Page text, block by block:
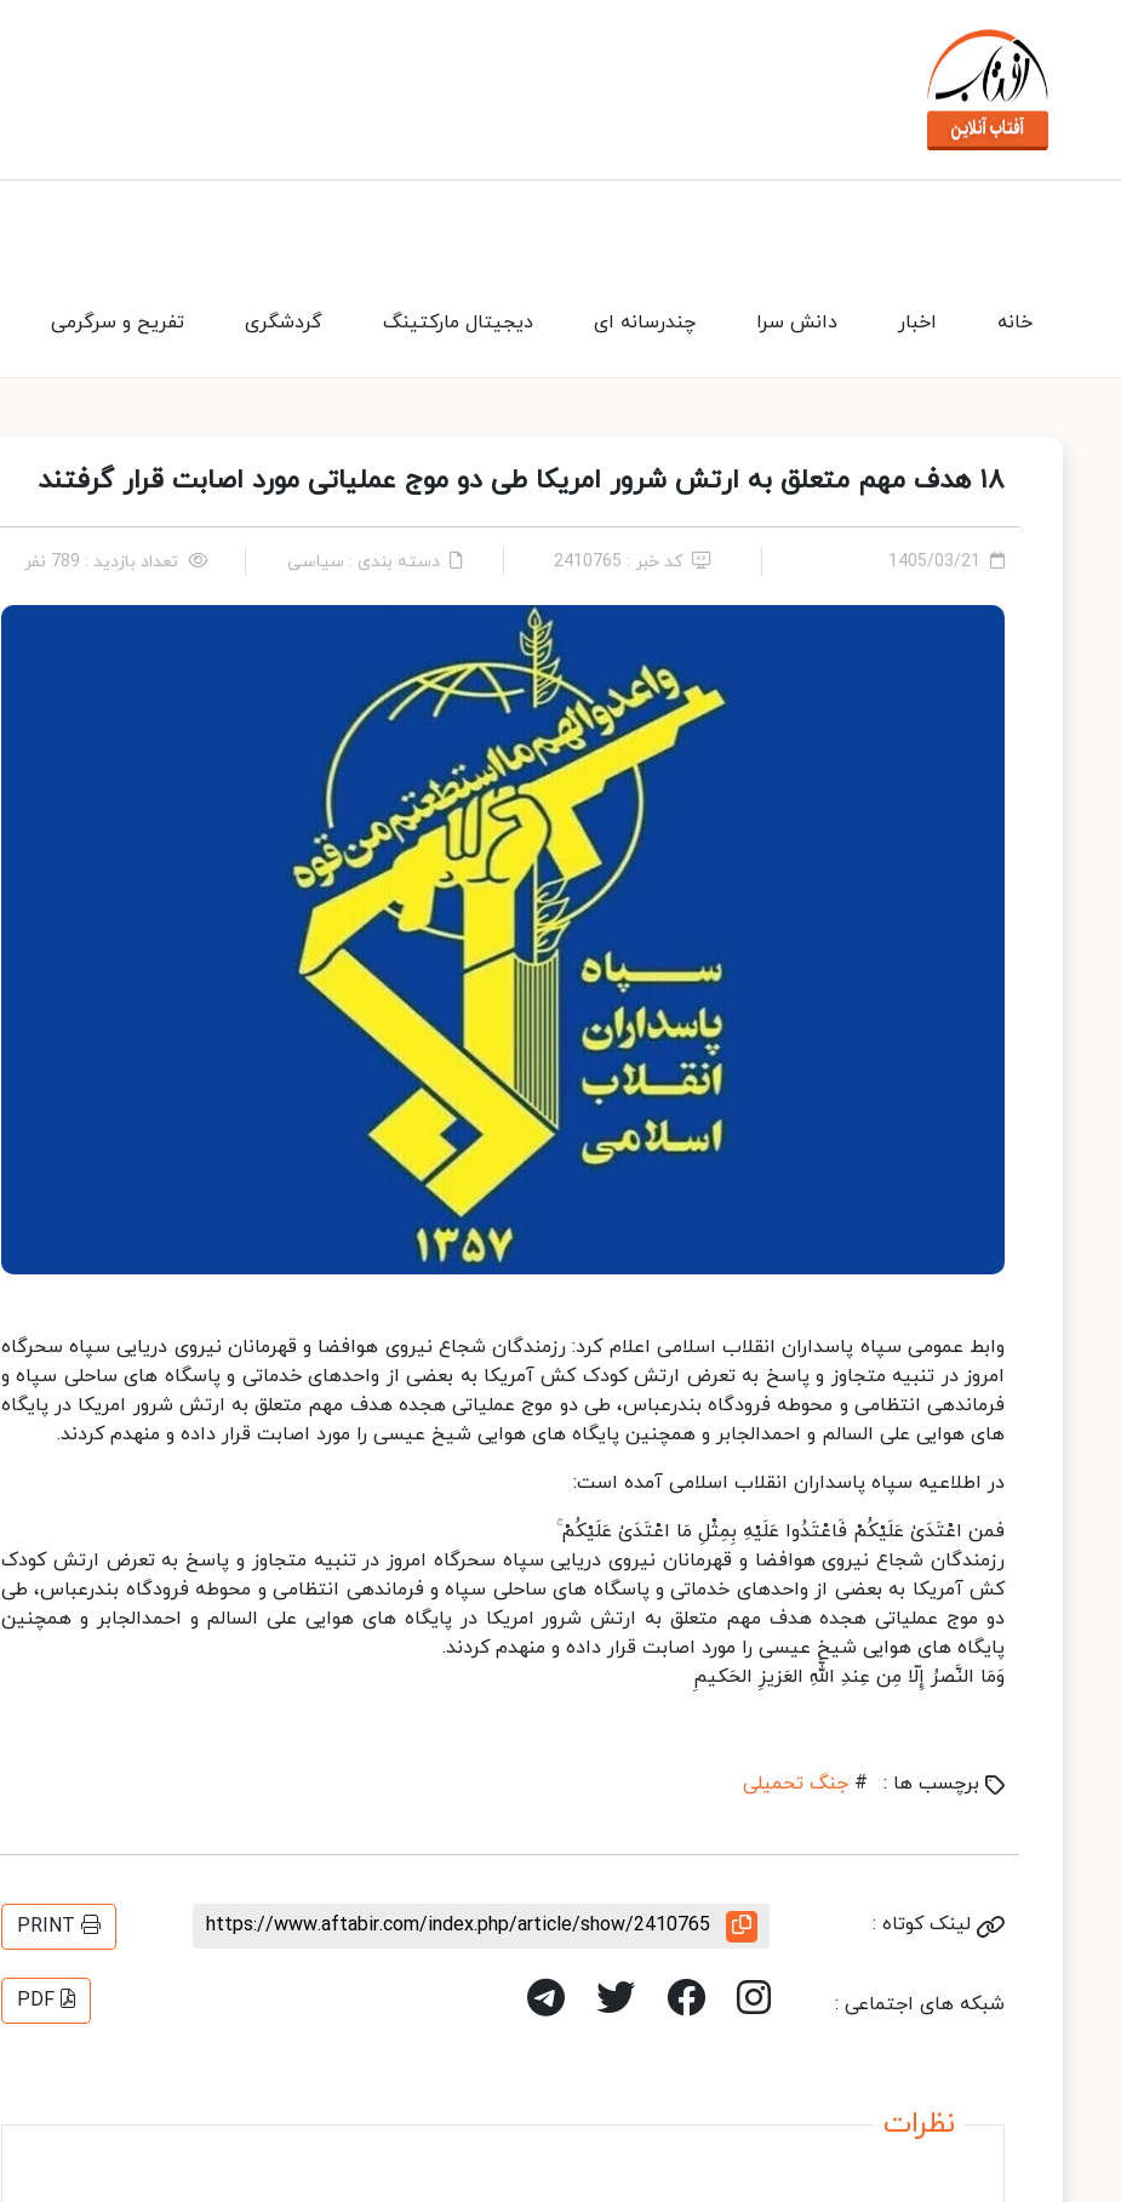
تفریح و سرگرمی گردشگری دیجیتال مارکتینگ چندرسانه ای دانش سرا اخبار خانه
۱۸ هدف مهم متعلق به ارتش شرور امریکا طی دو موج عملیاتی مورد اصابت قرار گرفتند
1405/03/21 کد خبر : 2410765 دسته بندی : سیاسی تعداد بازدید : 789 نفر
وابط عمومی سپاه پاسداران انقلاب اسلامی اعلام کرد: رزمندگان شجاع نیروی هوافضا و قهرمانان نیروی دریایی سپاه سحرگاه
امروز در تنبیه متجاوز و پاسخ به تعرض ارتش کودک کش آمریکا به بعضی از واحدهای خدماتی و پاسگاه های ساحلی سپاه و
فرماندهی انتظامی و محوطه فرودگاه بندرعباس، طی دو موج عملیاتی هجده هدف مهم متعلق به ارتش شرور امریکا در پایگاه
های هوایی علی السالم و احمدالجابر و همچنین پایگاه های هوایی شیخ عیسی را مورد اصابت قرار داده و منهدم کردند.
در اطلاعیه سپاه پاسداران انقلاب اسلامی آمده است:
فمن اعْتَدَیٰ عَلَیْکُمْ فَاعْتَدُوا عَلَیْهِ بِمِثْلِ مَا اعْتَدَیٰ عَلَیْکُمْ ۚ
رزمندگان شجاع نیروی هوافضا و قهرمانان نیروی دریایی سپاه سحرگاه امروز در تنبیه متجاوز و پاسخ به تعرض ارتش کودک
کش آمریکا به بعضی از واحدهای خدماتی و پاسگاه های ساحلی سپاه و فرماندهی انتظامی و محوطه فرودگاه بندرعباس، طی
دو موج عملیاتی هجده هدف مهم متعلق به ارتش شرور امریکا در پایگاه های هوایی علی السالم و احمدالجابر و همچنین
پایگاه های هوایی شیخ عیسی را مورد اصابت قرار داده و منهدم کردند.
وَمَا النَّصرُ إِلّا مِن عِندِ اللَّهِ العَزیزِ الحَکیمِ
برچسب ها : # جنگ تحمیلی
لینک کوتاه : https://www.aftabir.com/index.php/article/show/2410765
PRINT
شبکه های اجتماعی : PDF
نظرات